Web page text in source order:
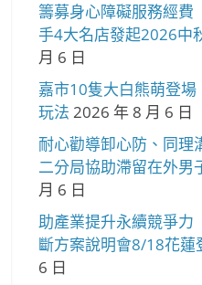
籌募身心障礙服務經
手4大名店發起2026中
月 6 日
嘉市10隻大白熊萌登
玩法 2026 年 8 月 6 日
耐心勸導卸心防、同
二分局協助滯留在外男
月 6 日
助產業提升永續競爭
斷方案說明會8/18花蓮
6 日